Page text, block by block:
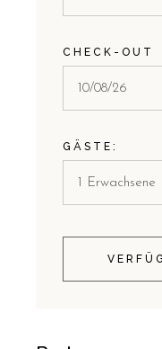
CHECK-OUT
GÄSTE: